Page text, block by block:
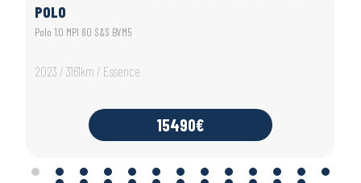
POLO
Polo 1.0 MPI 80 S&S BVM5
2023 / 3161km / Essence
15490€